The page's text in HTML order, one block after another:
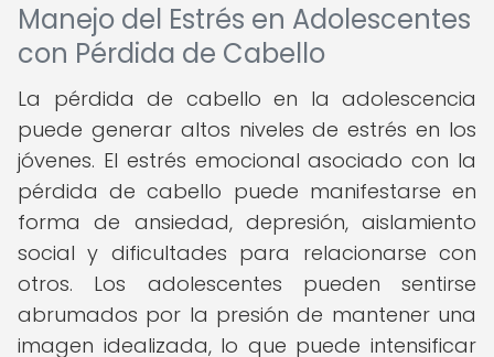
Manejo del Estrés en Adolescentes
con Pérdida de Cabello
La pérdida de cabello en la adolescencia
puede generar altos niveles de estrés en los
jóvenes. El estrés emocional asociado con la
pérdida de cabello puede manifestarse en
forma de ansiedad, depresión, aislamiento
social y dificultades para relacionarse con
otros. Los adolescentes pueden sentirse
abrumados por la presión de mantener una
imagen idealizada, lo que puede intensificar